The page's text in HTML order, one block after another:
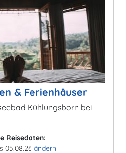
& Ferienhäuser
Kühlungsborn bei
Reisedaten:
05.08.26 ändern